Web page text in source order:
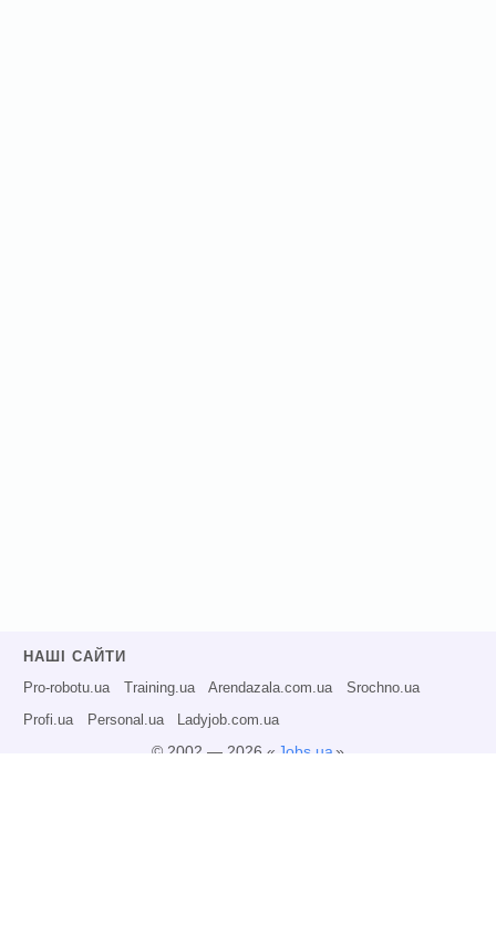
НАШІ САЙТИ
Pro-robotu.ua Training.ua Arendazala.com.ua Srochno.ua
Profi.ua Personal.ua Ladyjob.com.ua
© 2002 — 2026 « Jobs.ua»